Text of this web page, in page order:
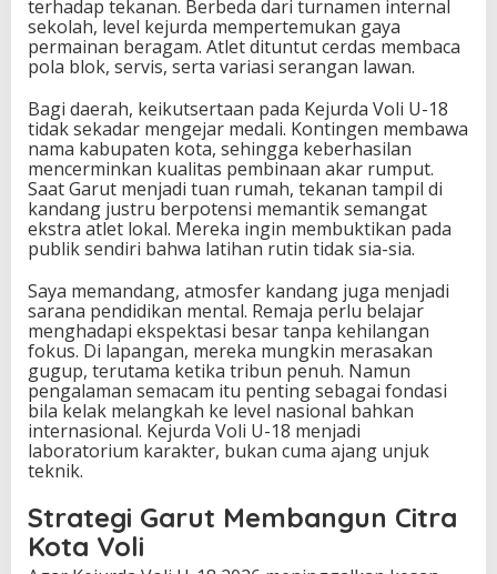
terhadap tekanan. Berbeda dari turnamen internal
sekolah, level kejurda mempertemukan gaya
permainan beragam. Atlet dituntut cerdas membaca
pola blok, servis, serta variasi serangan lawan.
Bagi daerah, keikutsertaan pada Kejurda Voli U-18
tidak sekadar mengejar medali. Kontingen membawa
nama kabupaten kota, sehingga keberhasilan
mencerminkan kualitas pembinaan akar rumput.
Saat Garut menjadi tuan rumah, tekanan tampil di
kandang justru berpotensi memantik semangat
ekstra atlet lokal. Mereka ingin membuktikan pada
publik sendiri bahwa latihan rutin tidak sia-sia.
Saya memandang, atmosfer kandang juga menjadi
sarana pendidikan mental. Remaja perlu belajar
menghadapi ekspektasi besar tanpa kehilangan
fokus. Di lapangan, mereka mungkin merasakan
gugup, terutama ketika tribun penuh. Namun
pengalaman semacam itu penting sebagai fondasi
bila kelak melangkah ke level nasional bahkan
internasional. Kejurda Voli U-18 menjadi
laboratorium karakter, bukan cuma ajang unjuk
teknik.
Strategi Garut Membangun Citra
Kota Voli